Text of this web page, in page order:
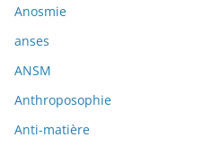
Anosmie
anses
ANSM
Anthroposophie
Anti-matière